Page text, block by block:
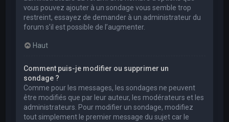
vous pouvez ajouter à un sondage vous semble trop
restreint, essayez de demander à un administrateur du
forum s’il est possible de l’augmenter.
Haut
Comment puis-je modifier ou supprimer un
sondage ?
Comme pour les messages, les sondages ne peuvent
être modifiés que par leur auteur, les modérateurs et les
administrateurs. Pour modifier un sondage, modifiez
tout simplement le premier message du sujet car le